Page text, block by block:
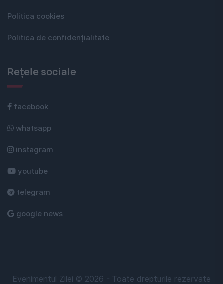
Politica cookies
Politica de confidențialitate
Rețele sociale
facebook
whatsapp
instagram
youtube
telegram
google news
Evenimentul Zilei © 2026 - Toate drepturile rezervate